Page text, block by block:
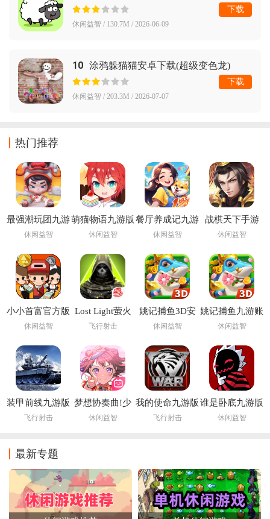
休闲益智 / 130.7M / 2026-06-09
下载
10 涂鸦躲猫猫安卓下载(超级变色龙)
休闲益智 / 203.3M / 2026-07-07
下载
热门推荐
最强潮玩团九游
版
休闲益智
萌猫物语九游版
休闲益智
餐厅养成记九游
版
休闲益智
战棋天下手游
休闲益智
小小首富官方版
休闲益智
Lost Light萤火
突击手游下载国
飞行射击
姚记捕鱼3D安
卓版正版手游
休闲益智
姚记捕鱼九游账
号登录版本
休闲益智
装甲前线九游版
飞行射击
梦想协奏曲!少
女乐团派对!九
休闲益智
我的使命九游版
本
飞行射击
谁是卧底九游版
休闲益智
最新专题